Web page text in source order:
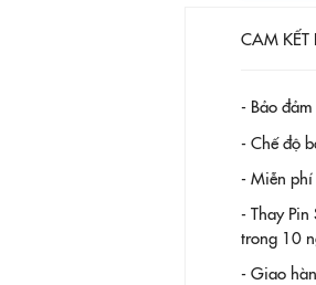
CAM
- Bảo
- Chế độ
- Miễn
- Thay Pin
trong 10
- Giao